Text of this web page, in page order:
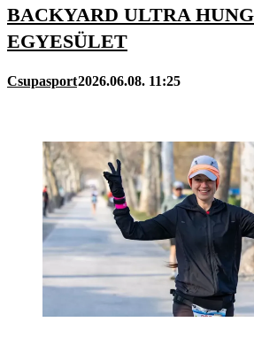
BACKYARD ULTRA
EGYESÜLET
Csupasport2026.06.08. 11:25